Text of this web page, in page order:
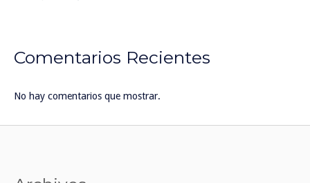
Comentarios Recientes
No hay comentarios que mostrar.